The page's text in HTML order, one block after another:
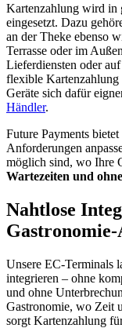
Kartenzahlung wird in
eingesetzt. Dazu
an der Theke ebenso
Terrasse oder im
Lieferdiensten oder
flexible Kartenzahlung
Geräte sich dafür
Händler.
Future Payments
Anforderungen
möglich sind, wo Ihre
Wartezeiten und
Nahtlose
Unsere EC-Terminals
integrieren – ohne
und ohne
Gastronomie, wo Zeit
sorgt Kartenzahlung